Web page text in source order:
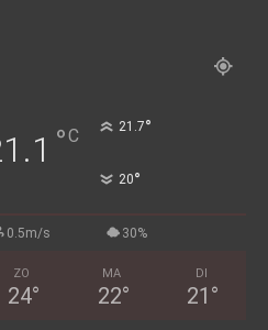
°C 21.7°
20°
0.5m/s 30%
ZO
24°
MA
22°
DI
21 °